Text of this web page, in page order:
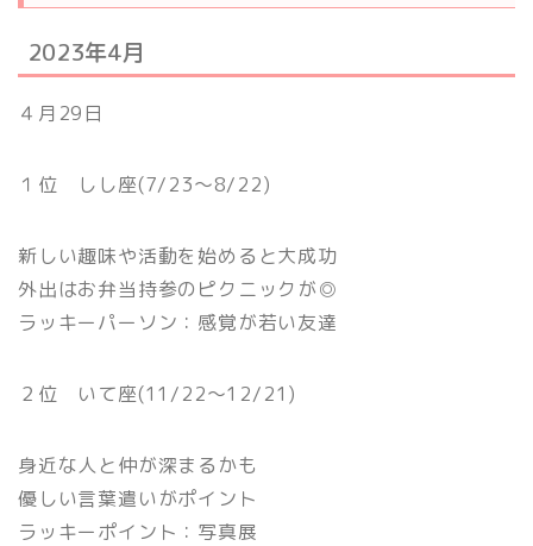
2023年4月
４月29日
１位 しし座(7/23〜8/22)
新しい趣味や活動を始めると大成功
外出はお弁当持参のピクニックが◎
ラッキーパーソン：感覚が若い友達
２位 いて座(11/22〜12/21)
身近な人と仲が深まるかも
優しい言葉遣いがポイント
ラッキーポイント：写真展